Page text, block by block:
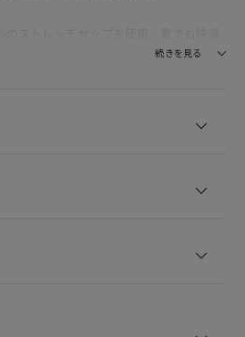
設けた通気構造により抜群の通気性を保
続きを見る